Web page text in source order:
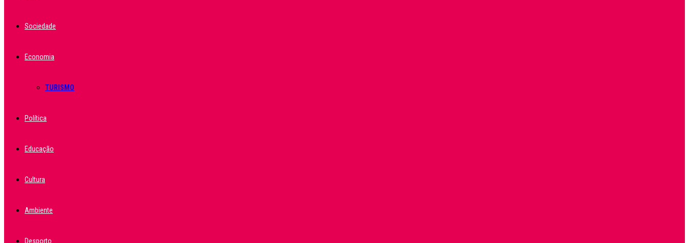
Sociedade
Economia
TURISMO
Política
Educação
Cultura
Ambiente
Desporto